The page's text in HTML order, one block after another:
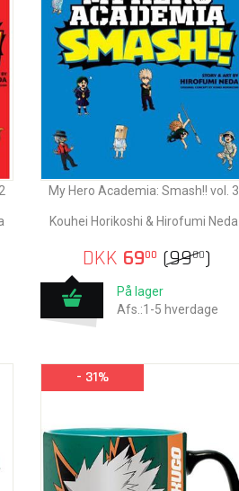
My Hero Academia: Smash!! vol. 3
Kouhei Horikoshi & Hirofumi Neda
DKK 6900 (9900)
På lager
Afs.:1-5 hverdage
- 31%